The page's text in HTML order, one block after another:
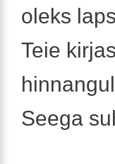
oleks
Teie
Seega